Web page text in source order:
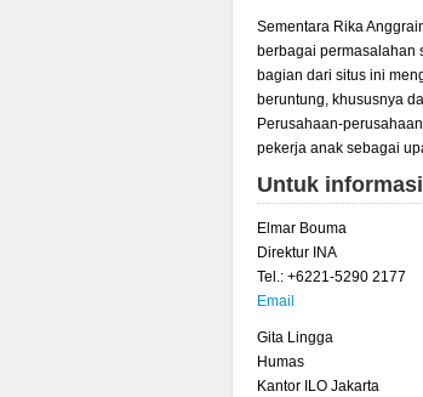
Sementara Rika
berbagai permasalahan
bagian dari situs ini
beruntung, khususnya
Perusahaan-
pekerja anak sebagai
Untuk
Elmar Bouma
Direktur INA
Tel.: +6221-5290 2177
Email
Gita Lingga
Humas
Kantor ILO Jakarta